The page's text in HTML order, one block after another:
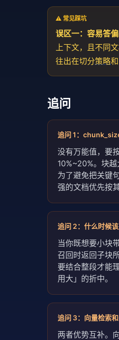
⚠️ 常见踩坑
误区一：容易答
上下文，且不同
往出在切分策略
追问
追问1 ：
没有万能值，要
10%~20%。块
为了避免把关键
强的文档优先按
追问 2： 什么时候
当你既想要小块
召回时返回子块
要结合整段才能
用大」的折中。
追问 3： 向量检索
两者优势互补。